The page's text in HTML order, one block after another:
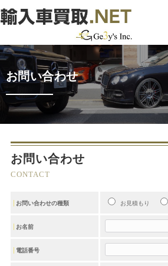
お問い合わせ
お問い合わせ
CONTACT
お問い合わせの種類 お見積もり
お名前
電話番号